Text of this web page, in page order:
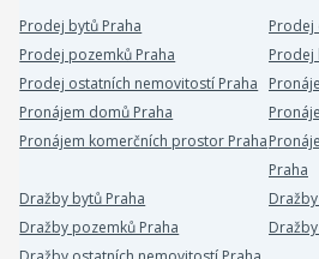
Prodej bytů Praha
Prodej
Prodej pozemků Praha
Prodej
Prodej ostatních nemovitostí Praha
Pronájem domů Praha
Pronájem komerčních prostor Praha
Praha
Dražby bytů Praha
Dražby pozemků Praha